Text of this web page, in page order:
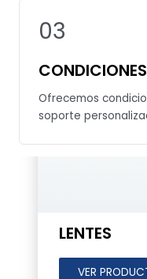
03
CONDICIONES
Ofrecemos
soporte
LENTES
VER